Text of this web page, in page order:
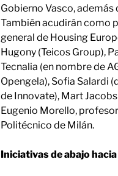
Gobierno Vasco,
También acudirán como
general de Housing
Hugony (Teicos Group),
Tecnalia (en nombre de
Opengela), Sofia Salardi
de Innovate), Mart
Eugenio Morello,
Politécnico de Milán.
Iniciativas de abajo